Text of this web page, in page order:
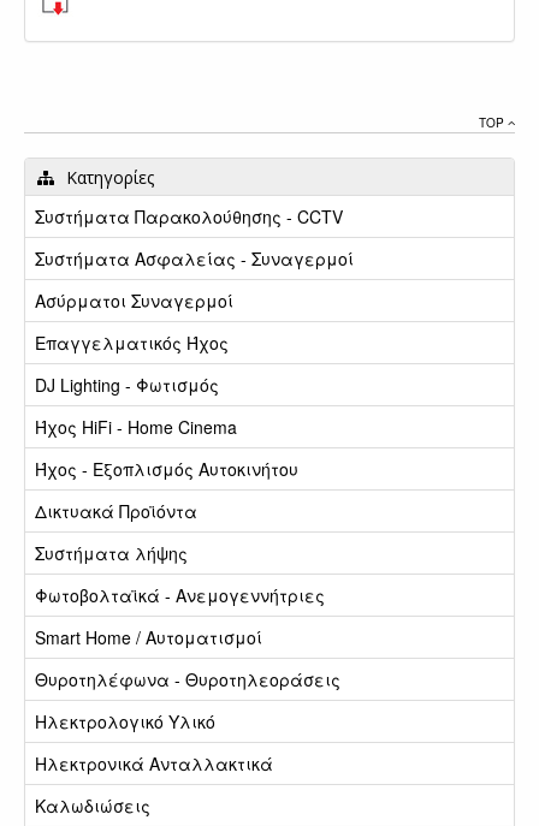
TOP
Κατηγορίες
Συστήματα Παρακολούθησης - CCTV
Συστήματα Ασφαλείας - Συναγερμοί
Ασύρματοι Συναγερμοί
Επαγγελματικός Ήχος
DJ Lighting - Φωτισμός
Ήχος HiFi - Home Cinema
Ήχος - Εξοπλισμός Αυτοκινήτου
Δικτυακά Προϊόντα
Συστήματα λήψης
Φωτοβολταϊκά - Ανεμογεννήτριες
Smart Home / Αυτοματισμοί
Θυροτηλέφωνα - Θυροτηλεοράσεις
Ηλεκτρολογικό Υλικό
Ηλεκτρονικά Ανταλλακτικά
Καλωδιώσεις